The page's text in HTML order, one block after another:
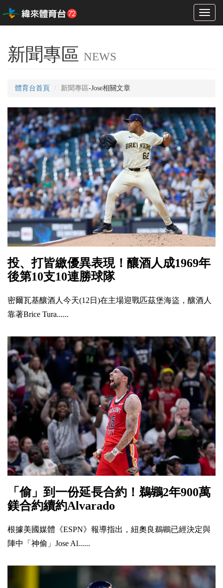
Toggle
新聞專區 NEWS
體育台首頁 新聞專區-Jose相關文章
投、打皆繳優異表現！釀酒人成1969年
後第10支10連勝球隊
密爾瓦基釀酒人今天(12日)在主場迎戰匹茲堡海盜，釀酒人
靠著Brice Tura......
「偷」到一份延長合約！鵜鶘2年900萬
鎂合約續約Alvarado
根據美國媒體《ESPN》報導指出，紐奧良鵜鶘已經決定與
陣中「神偷」Jose Al......